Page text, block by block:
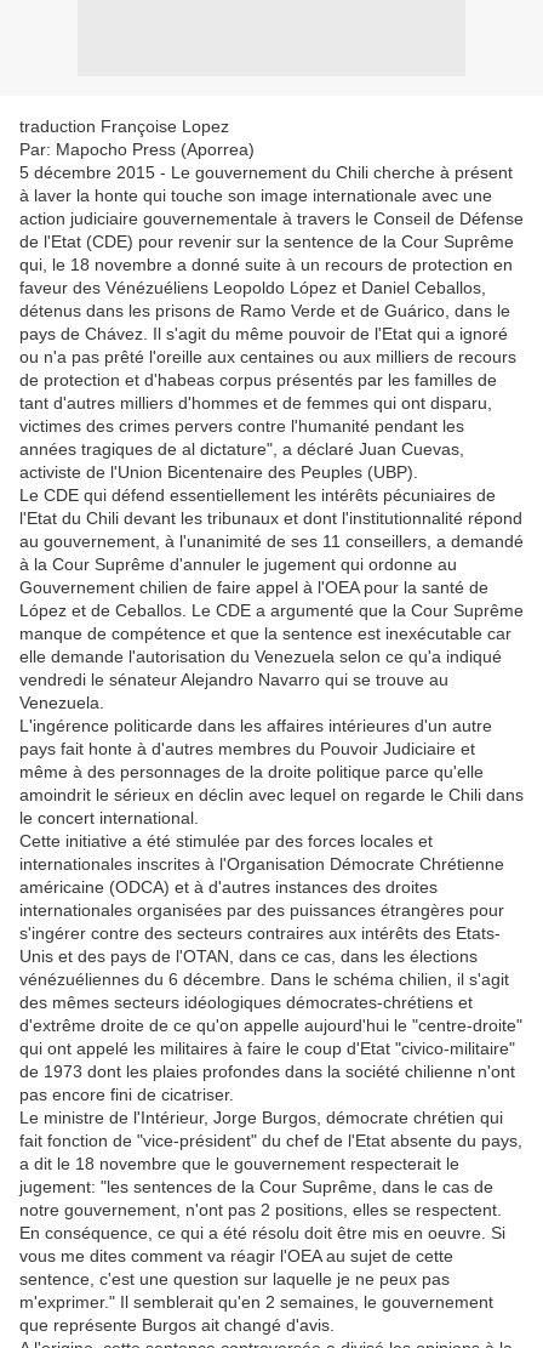
traduction Françoise Lopez
Par: Mapocho Press (Aporrea)
5 décembre 2015 - Le gouvernement du Chili cherche à présent
à laver la honte qui touche son image internationale avec une
action judiciaire gouvernementale à travers le Conseil de Défense
de l'Etat (CDE) pour revenir sur la sentence de la Cour Suprême
qui, le 18 novembre a donné suite à un recours de protection en
faveur des Vénézuéliens Leopoldo López et Daniel Ceballos,
détenus dans les prisons de Ramo Verde et de Guárico, dans le
pays de Chávez. Il s'agit du même pouvoir de l'Etat qui a ignoré
ou n'a pas prêté l'oreille aux centaines ou aux milliers de recours
de protection et d'habeas corpus présentés par les familles de
tant d'autres milliers d'hommes et de femmes qui ont disparu,
victimes des crimes pervers contre l'humanité pendant les
années tragiques de al dictature", a déclaré Juan Cuevas,
activiste de l'Union Bicentenaire des Peuples (UBP).
Le CDE qui défend essentiellement les intérêts pécuniaires de
l'Etat du Chili devant les tribunaux et dont l'institutionnalité répond
au gouvernement, à l'unanimité de ses 11 conseillers, a demandé
à la Cour Suprême d'annuler le jugement qui ordonne au
Gouvernement chilien de faire appel à l'OEA pour la santé de
López et de Ceballos. Le CDE a argumenté que la Cour Suprême
manque de compétence et que la sentence est inexécutable car
elle demande l'autorisation du Venezuela selon ce qu'a indiqué
vendredi le sénateur Alejandro Navarro qui se trouve au
Venezuela.
L'ingérence politicarde dans les affaires intérieures d'un autre
pays fait honte à d'autres membres du Pouvoir Judiciaire et
même à des personnages de la droite politique parce qu'elle
amoindrit le sérieux en déclin avec lequel on regarde le Chili dans
le concert international.
Cette initiative a été stimulée par des forces locales et
internationales inscrites à l'Organisation Démocrate Chrétienne
américaine (ODCA) et à d'autres instances des droites
internationales organisées par des puissances étrangères pour
s'ingérer contre des secteurs contraires aux intérêts des Etats-
Unis et des pays de l'OTAN, dans ce cas, dans les élections
vénézuéliennes du 6 décembre. Dans le schéma chilien, il s'agit
des mêmes secteurs idéologiques démocrates-chrétiens et
d'extrême droite de ce qu'on appelle aujourd'hui le "centre-droite"
qui ont appelé les militaires à faire le coup d'Etat "civico-militaire"
de 1973 dont les plaies profondes dans la société chilienne n'ont
pas encore fini de cicatriser.
Le ministre de l'Intérieur, Jorge Burgos, démocrate chrétien qui
fait fonction de "vice-président" du chef de l'Etat absente du pays,
a dit le 18 novembre que le gouvernement respecterait le
jugement: "les sentences de la Cour Suprême, dans le cas de
notre gouvernement, n'ont pas 2 positions, elles se respectent.
En conséquence, ce qui a été résolu doit être mis en oeuvre. Si
vous me dites comment va réagir l'OEA au sujet de cette
sentence, c'est une question sur laquelle je ne peux pas
m'exprimer." Il semblerait qu'en 2 semaines, le gouvernement
que représente Burgos ait changé d'avis.